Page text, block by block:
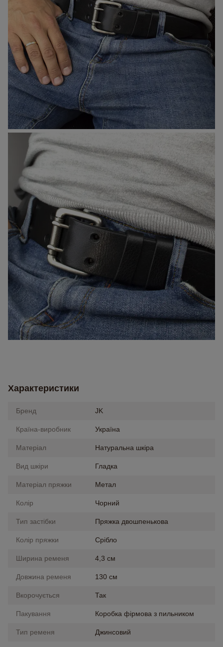
Характеристики
Бренд JK
Країна-виробник Україна
Матеріал Натуральна шкіра
Вид шкіри Гладка
Матеріал пряжки Метал
Колір Чорний
Тип застібки Пряжка двошпенькова
Колір пряжки Срібло
Ширина ременя 4,3 см
Довжина ременя 130 см
Вкорочується Так
Пакування Коробка фірмова з пильником
Тип ременя Джинсовий